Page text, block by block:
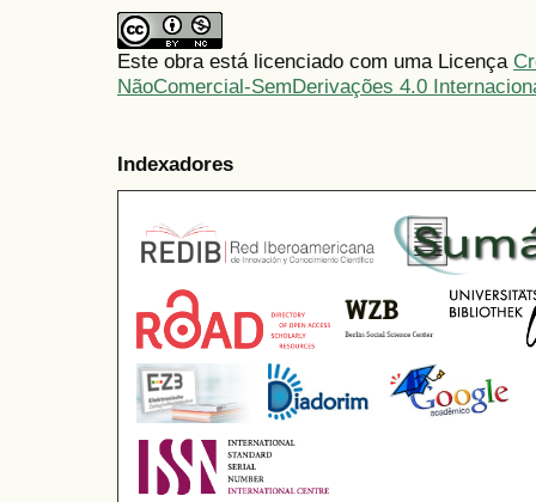
Este obra está licenciado com uma Licença
NãoComercial-SemDerivações 4.0
Indexadores